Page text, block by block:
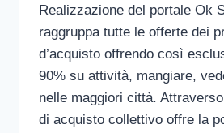
Realizzazione del portale Ok
raggruppa tutte le offerte dei
d’acquisto offrendo così
90% su attività, mangiare,
nelle maggiori città.
di acquisto collettivo offre la